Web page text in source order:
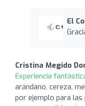
El
Cristina Megido
Experiencia
arándano, cereza,
por ejemplo para